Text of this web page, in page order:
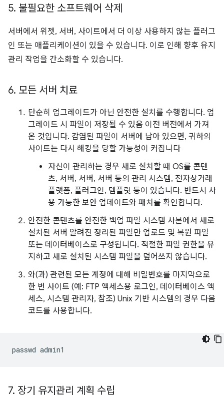
5. 불필요한 소프트웨어 삭제
서버에서 위젯, 서버, 사이트에서 더 이상 사용하지 않는 플러그
인 또는 애플리케이션이 있을 수 있습니다. 이로 인해 향후 유지
관리 작업을 간소화할 수 있습니다.
6. 모든 서버 치료
단순히 업그레이드가 아닌 안전한 설치를 수행합니다. 업
그레이드 시 파일이 저장될 수 있음 이전 버전에서 가져
온 것입니다. 감염된 파일이 서버에 남아 있으면, 귀하의
사이트는 다시 해킹을 당할 가능성이 커집니다
자신이 관리하는 경우 새로 설치할 때 OS를 콘텐
츠, 서버, 서버, 서버 등의 관리 시스템, 전자상거래
플랫폼, 플러그인, 템플릿 등이 있습니다. 반드시 사
용 가능한 보안 업데이트와 패치를 확인합니다.
안전한 콘텐츠를 안전한 백업 파일 시스템 사본에서 새로
설치된 서버 알려진 정리된 파일만 업로드 및 복원 파일
또는 데이터베이스로 구성됩니다. 적절한 파일 권한을 유
지하고 새로 설치된 시스템 파일을 덮어쓰지 않습니다.
와(과) 관련된 모든 계정에 대해 비밀번호를 마지막으로
한 번 사이트 (예: FTP 액세스용 로그인, 데이터베이스 액
세스, 시스템 관리자, 참조) Unix 기반 시스템의 경우 다음
코드를 사용합니다.
passwd
7. 장기 유지관리 계획 수립